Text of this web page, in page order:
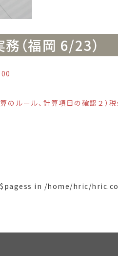
（福岡 6/23）
のルール、計算項目の確認２）
in /home/hric/